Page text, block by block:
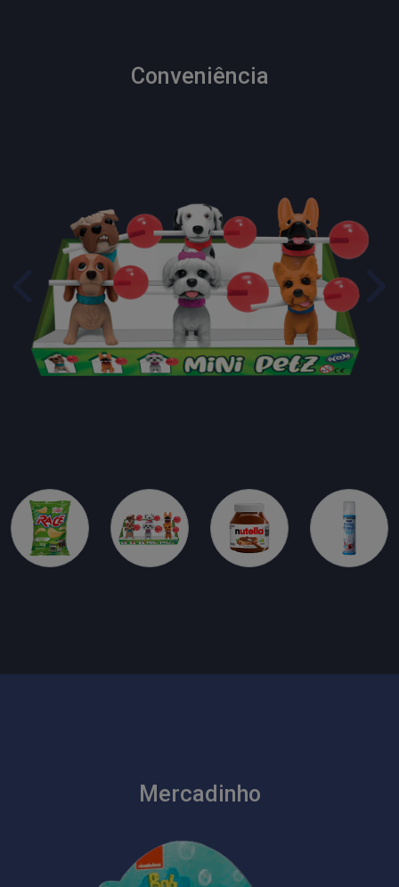
Conveniência
Mercadinho